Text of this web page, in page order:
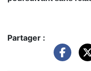
Partager :